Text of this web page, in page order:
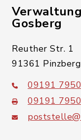
Gosberg
Reuther Str. 1
91361 Pinzberg
09191
09191